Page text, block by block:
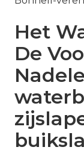
Het
De